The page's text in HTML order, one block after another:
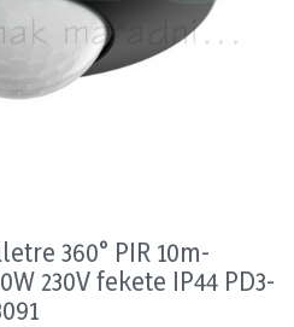
360° PIR 10m-
230V fekete IP44 PD3-